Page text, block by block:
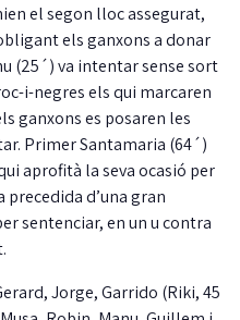
el segon lloc assegurat,
els ganxons a donar
(25´) va intentar sense sort
i-negres els qui marcaren
ganxons es posaren les
Primer Santamaria (64´)
aprofità la seva ocasió per
d’una gran
sentenciar, en un u contra
Jorge, Garrido (Riki, 45